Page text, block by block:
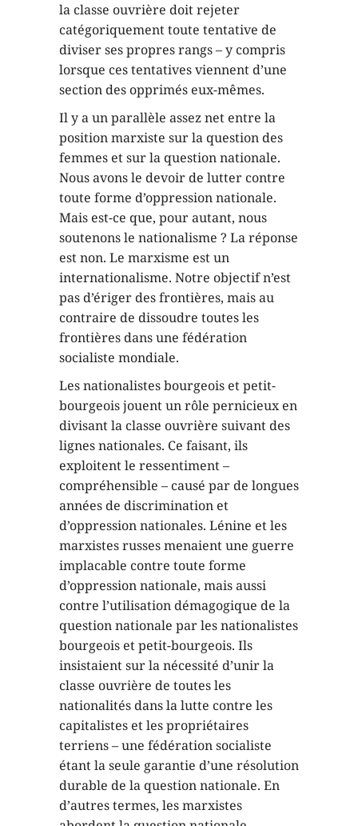
la classe ouvrière doit rejeter
catégoriquement toute tentative de
diviser ses propres rangs – y compris
lorsque ces tentatives viennent d’une
section des opprimés eux-mêmes.
Il y a un parallèle assez net entre la
position marxiste sur la question des
femmes et sur la question nationale.
Nous avons le devoir de lutter contre
toute forme d’oppression nationale.
Mais est-ce que, pour autant, nous
soutenons le nationalisme ? La réponse
est non. Le marxisme est un
internationalisme. Notre objectif n’est
pas d’ériger des frontières, mais au
contraire de dissoudre toutes les
frontières dans une fédération
socialiste mondiale.
Les nationalistes bourgeois et petit-
bourgeois jouent un rôle pernicieux en
divisant la classe ouvrière suivant des
lignes nationales. Ce faisant, ils
exploitent le ressentiment –
compréhensible – causé par de longues
années de discrimination et
d’oppression nationales. Lénine et les
marxistes russes menaient une guerre
implacable contre toute forme
d’oppression nationale, mais aussi
contre l’utilisation démagogique de la
question nationale par les nationalistes
bourgeois et petit-bourgeois. Ils
insistaient sur la nécessité d’unir la
classe ouvrière de toutes les
nationalités dans la lutte contre les
capitalistes et les propriétaires
terriens – une fédération socialiste
étant la seule garantie d’une résolution
durable de la question nationale. En
d’autres termes, les marxistes